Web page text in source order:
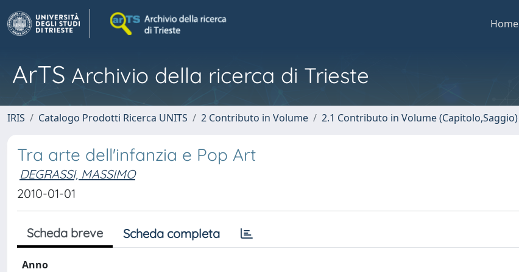
Home
ArTS Archivio della ricerca di Trieste
IRIS Catalogo Prodotti Ricerca UNITS 2 Contributo in Volume 2.1 Contributo in Volume (Capitolo,Saggio)
Tra arte dell'infanzia e Pop Art
DEGRASSI, MASSIMO
2010-01-01
Scheda breve Scheda completa
Anno